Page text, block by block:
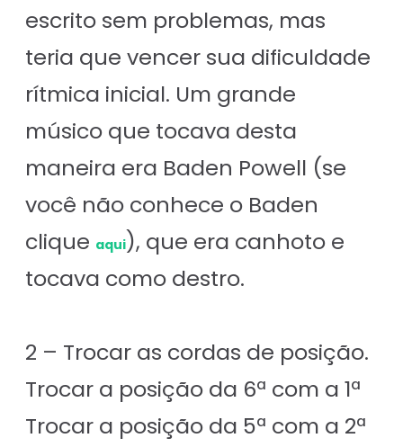
escrito sem problemas, mas
teria que vencer sua dificuldade
rítmica inicial. Um grande
músico que tocava desta
maneira era Baden Powell (se
você não conhece o Baden
clique aqui), que era canhoto e
tocava como destro.
2 – Trocar as cordas de posição.
Trocar a posição da 6ª com a 1ª
Trocar a posição da 5ª com a 2ª